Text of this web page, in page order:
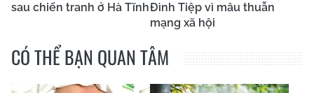
sau chiến tranh ở Hà TĩnhĐình Tiệp vì mâu thuẫn
mạng xã hội
CÓ THỂ BẠN QUAN TÂM